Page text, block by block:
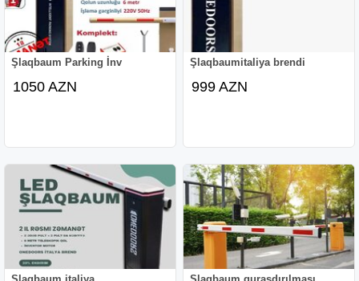
Şlaqbaum Parking İnv
1050 AZN
Şlaqbaumitaliya brendi
999 AZN